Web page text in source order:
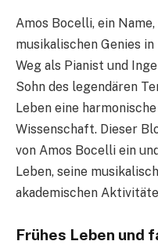
Amos Bocelli, ein
musikalischen Genies
Weg als Pianist und
Sohn des legendären
Leben eine
Wissenschaft. Dieser
von Amos Bocelli ein
Leben, seine
akademischen
Frühes Leben und